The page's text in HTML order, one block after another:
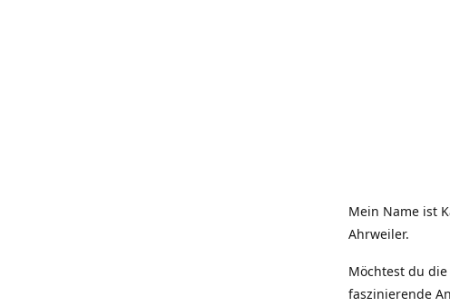
Mein Name ist
Ahrweiler.
Möchtest du
faszinierende